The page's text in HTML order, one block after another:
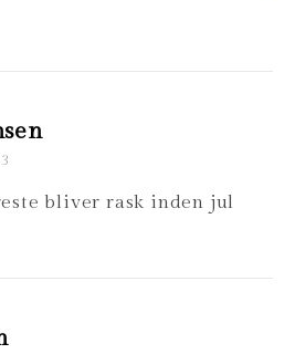
bliver rask inden jul